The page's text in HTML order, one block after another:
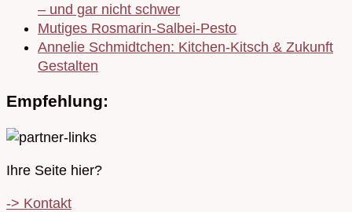
– und gar nicht schwer
Mutiges Rosmarin-Salbei-Pesto
Annelie Schmidtchen: Kitchen-Kitsch & Zukunft
Gestalten
Empfehlung:
Ihre Seite hier?
-> Kontakt